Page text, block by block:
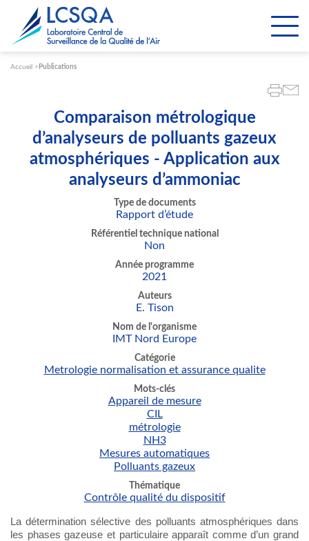
Accueil Publications
Comparaison métrologique
d’analyseurs de polluants gazeux
atmosphériques - Application aux
analyseurs d’ammoniac
Type de documents
Rapport d’étude
Référentiel technique national
Non
Année programme
2021
Auteurs
E. Tison
Nom de l'organisme
IMT Nord Europe
Catégorie
Metrologie normalisation et assurance qualite
Mots-clés
Appareil de mesure
CIL
métrologie
NH3
Mesures automatiques
Polluants gazeux
Thématique
Contrôle qualité du dispositif
La détermination sélective des polluants atmosphériques dans
les phases gazeuse et particulaire apparaît comme d’un grand
Paramétrer les cookies